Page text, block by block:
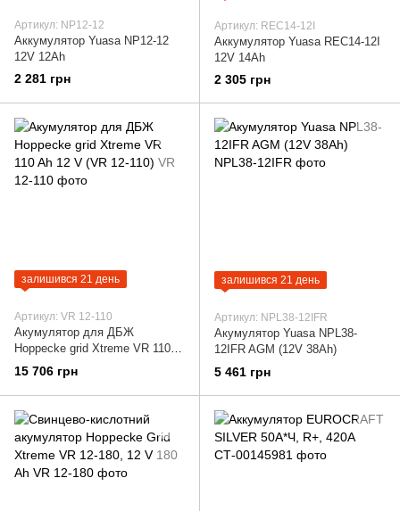
Артикул: NP12-12
Аккумулятор Yuasa NP12-12
12V 12Ah
2 281 грн
Артикул: REC14-12I
Аккумулятор Yuasa REC14-12I
12V 14Ah
2 305 грн
залишився 21 день
Артикул: VR 12-110
Акумулятор для ДБЖ
Hoppecke grid Xtreme VR 110
Ah 12 V (VR 12-110)
15 706 грн
залишився 21 день
Артикул: NPL38-12IFR
Акумулятор Yuasa NPL38-
12IFR AGM (12V 38Ah)
5 461 грн